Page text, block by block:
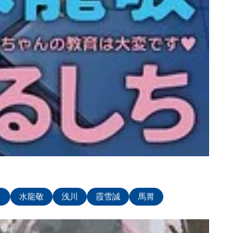
水龍敬 浅川 霞雪誠 馬胃